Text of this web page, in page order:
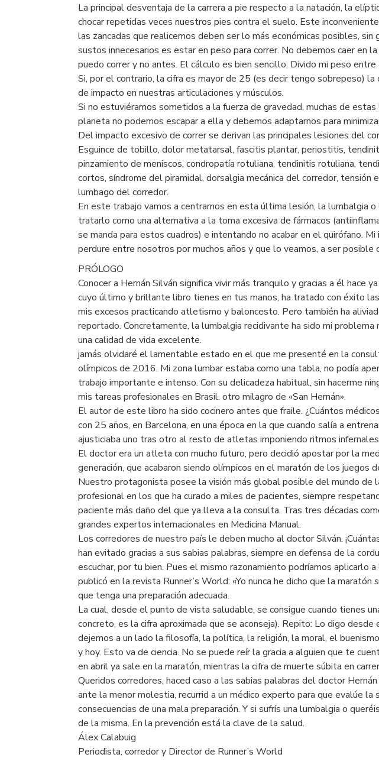
La principal desventaja de la carrera a pie respecto a la natación, la
chocar repetidas veces nuestros pies contra el suelo. Este
las zancadas que realicemos deben ser lo más económicas posibles,
sustos innecesarios es estar en peso para correr. No debemos caer en
puedo correr y no antes. El cálculo es bien sencillo: Divido mi peso
Si, por el contrario, la cifra es mayor de 25 (es decir tengo sobrepeso)
de impacto en nuestras articulaciones y músculos.
Si no estuviéramos sometidos a la fuerza de gravedad, muchas de
planeta no podemos escapar a ella y debemos adaptarnos para
Del impacto excesivo de correr se derivan las principales lesiones del
Esguince de tobillo, dolor metatarsal, fascitis plantar, periostitis,
pinzamiento de meniscos, condropatía rotuliana, tendinitis rotuliana,
cortos, síndrome del piramidal, dorsalgia mecánica del corredor,
lumbago del corredor.
En este trabajo vamos a centrarnos en esta última lesión, la lumbalgia
tratarlo como una alternativa a la toma excesiva de fármacos
se manda para estos cuadros) e intentando no acabar en el quirófano.
perdure entre nosotros por muchos años y que lo veamos, a ser posible
PRÓLOGO
Conocer a Hernán Silván significa vivir más tranquilo y gracias a él
cuyo último y brillante libro tienes en tus manos, ha tratado con éxito
mis excesos practicando atletismo y baloncesto. Pero también ha
reportado. Concretamente, la lumbalgia recidivante ha sido mi
una calidad de vida excelente.
jamás olvidaré el lamentable estado en el que me presenté en la
olímpicos de 2016. Mi zona lumbar estaba como una tabla, no podía
trabajo importante e intenso. Con su delicadeza habitual, sin hacerme
mis tareas profesionales en Brasil. otro milagro de «San Hernán».
El autor de este libro ha sido cocinero antes que fraile. ¿Cuántos
con 25 años, en Barcelona, en una época en la que cuando salía a
ajusticiaba uno tras otro al resto de atletas imponiendo ritmos
El doctor era un atleta con mucho futuro, pero decidió apostar por la
generación, que acabaron siendo olímpicos en el maratón de los juegos
Nuestro protagonista posee la visión más global posible del mundo de
profesional en los que ha curado a miles de pacientes, siempre
paciente más daño del que ya lleva a la consulta. Tras tres décadas
grandes expertos internacionales en Medicina Manual.
Los corredores de nuestro país le deben mucho al doctor Silván.
han evitado gracias a sus sabias palabras, siempre en defensa de la
escuchar, por tu bien. Pues el mismo razonamiento podríamos aplicarlo
publicó en la revista Runner’s World: «Yo nunca he dicho que la
que tenga una preparación adecuada.
La cual, desde el punto de vista saludable, se consigue cuando tienes
concreto, es la cifra aproximada que se aconseja). Repito: Lo digo
dejemos a un lado la filosofía, la política, la religión, la moral, el
y hoy. Esto va de ciencia. No se puede reír la gracia a alguien que te
en abril ya sale en la maratón, mientras la cifra de muerte súbita en
Queridos corredores, haced caso a las sabias palabras del doctor
ante la menor molestia, recurrid a un médico experto para que evalúe
consecuencias de una mala preparación. Y si sufrís una lumbalgia o
de la misma. En la prevención está la clave de la salud.
Álex Calabuig
Periodista, corredor y Director de Runner’s World